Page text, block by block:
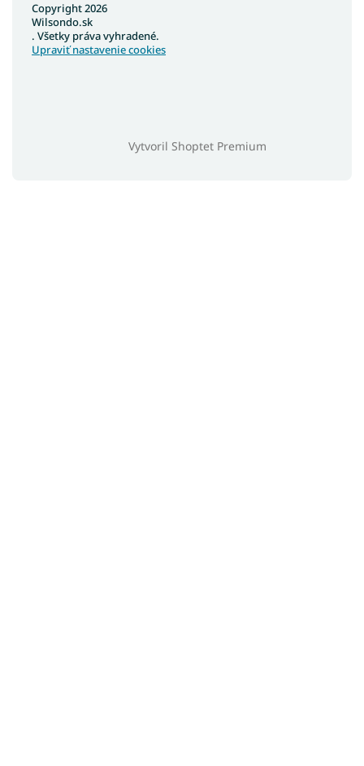
Vytvoril Shoptet Premium
Copyright 2026
Wilsondo.sk
. Všetky práva vyhradené.
Upraviť nastavenie cookies